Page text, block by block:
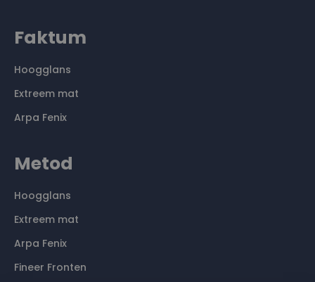
Faktum
Hoogglans
Extreem mat
Arpa Fenix
Metod
Hoogglans
Extreem mat
Arpa Fenix
Fineer Fronten